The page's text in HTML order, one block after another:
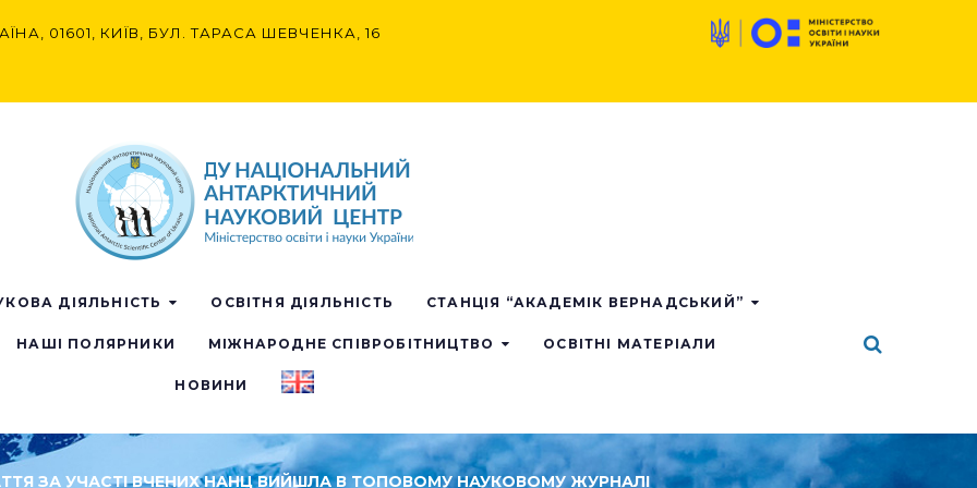
01601, КИЇВ, БУЛ. ТАРАСА ШЕВЧЕНКА, 16
ДІЯЛЬНІСТЬ ОСВІТНЯ ДІЯЛЬНІСТЬ СТАНЦІЯ “АКАДЕМІК ВЕРНАДСЬКИЙ”
НАШІ ПОЛЯРНИКИ МІЖНАРОДНЕ СПІВРОБІТНИЦТВО ОСВІТНІ МАТЕРІАЛИ
НОВИНИ
ЗА УЧАСТІ ВЧЕНИХ НАНЦ ВИЙШЛА В ТОПОВОМУ НАУКОВОМУ ЖУРНАЛІ